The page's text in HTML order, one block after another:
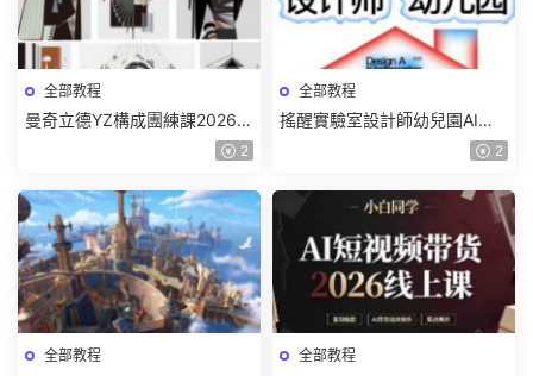
全部教程
曼奇立德YZ構成團練課2026年
8月已結課【畫質高清有課件】
2
全部教程
搖醒實驗室設計師幼兒園AI軟
件基礎課2025【畫質不錯有素
2
全部教程 全部教程